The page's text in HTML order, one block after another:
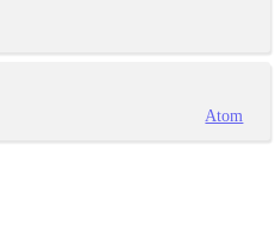
Atom